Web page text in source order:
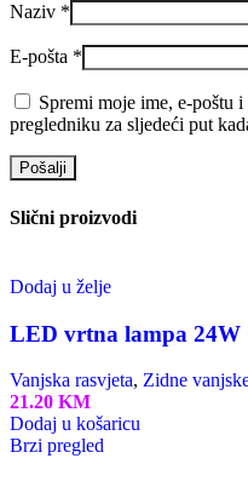
Naziv *
E-pošta *
Spremi moje ime, e-poštu
pregledniku za sljedeći put
Slični proizvodi
Dodaj u želje
LED vrtna lampa 24W
Vanjska rasvjeta, Zidne
21.20 KM
Dodaj u košaricu
Brzi pregled